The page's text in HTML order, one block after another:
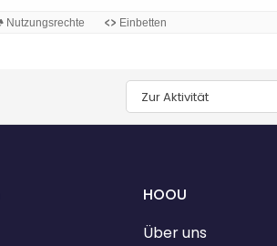
Zur Aktivität
HOOU
Über uns